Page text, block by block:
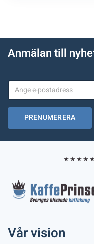
Anmälan till
PRENUMERERA
Vår vision